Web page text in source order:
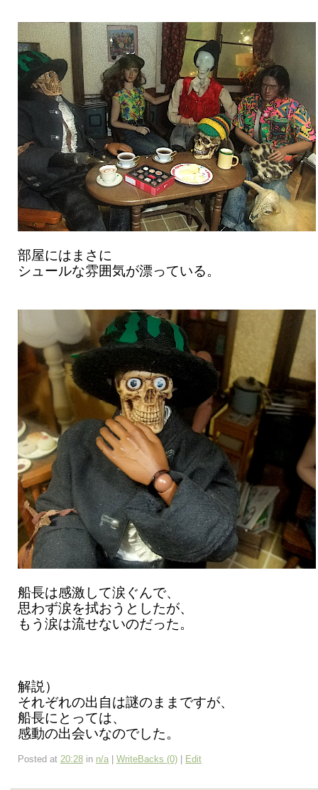
部屋にはまさに
シュールな雰囲気が漂っている。
船長は感激して涙ぐんで、
思わず涙を拭おうとしたが、
もう涙は流せないのだった。
解説）
それぞれの出自は謎のままですが、
船長にとっては、
感動の出会いなのでした。
Posted at 20:28 in n/a WriteBacks (0) Edit